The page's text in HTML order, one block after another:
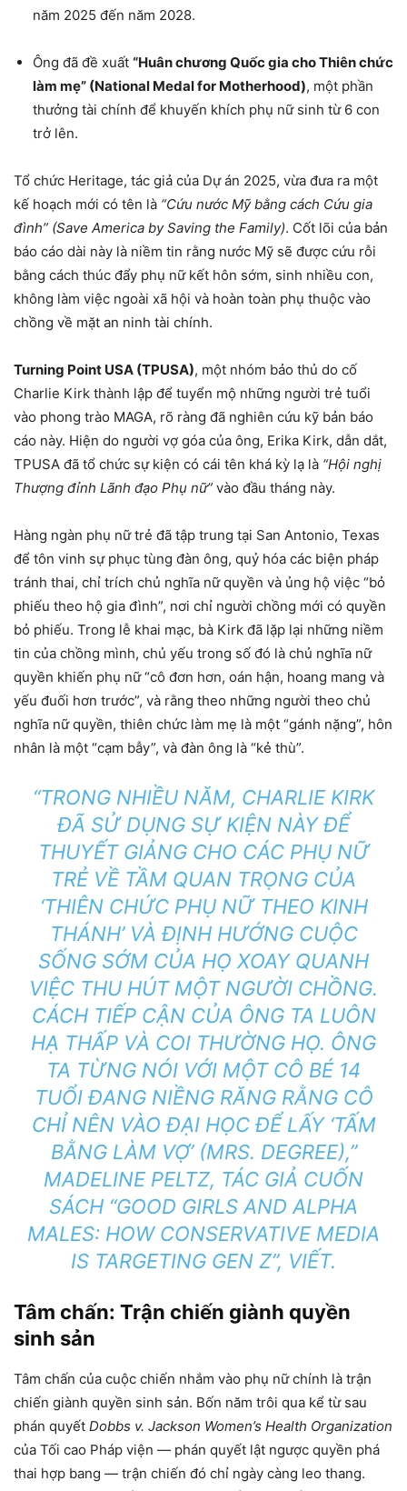
năm 2025 đến năm 2028.
Ông đã đề xuất “Huân chương Quốc gia cho Thiên chức
làm mẹ” (National Medal for Motherhood), một phần
thưởng tài chính để khuyến khích phụ nữ sinh từ 6 con
trở lên.
Tổ chức Heritage, tác giả của Dự án 2025, vừa đưa ra một
kế hoạch mới có tên là “Cứu nước Mỹ bằng cách Cứu gia
đình” (Save America by Saving the Family). Cốt lõi của bản
báo cáo dài này là niềm tin rằng nước Mỹ sẽ được cứu rỗi
bằng cách thúc đẩy phụ nữ kết hôn sớm, sinh nhiều con,
không làm việc ngoài xã hội và hoàn toàn phụ thuộc vào
chồng về mặt an ninh tài chính.
Turning Point USA (TPUSA), một nhóm bảo thủ do cố
Charlie Kirk thành lập để tuyển mộ những người trẻ tuổi
vào phong trào MAGA, rõ ràng đã nghiên cứu kỹ bản báo
cáo này. Hiện do người vợ góa của ông, Erika Kirk, dẫn dắt,
TPUSA đã tổ chức sự kiện có cái tên khá kỳ lạ là “Hội nghị
Thượng đỉnh Lãnh đạo Phụ nữ” vào đầu tháng này.
Hàng ngàn phụ nữ trẻ đã tập trung tại San Antonio, Texas
để tôn vinh sự phục tùng đàn ông, quỷ hóa các biện pháp
tránh thai, chỉ trích chủ nghĩa nữ quyền và ủng hộ việc “bỏ
phiếu theo hộ gia đình”, nơi chỉ người chồng mới có quyền
bỏ phiếu. Trong lễ khai mạc, bà Kirk đã lặp lại những niềm
tin của chồng mình, chủ yếu trong số đó là chủ nghĩa nữ
quyền khiến phụ nữ “cô đơn hơn, oán hận, hoang mang và
yếu đuối hơn trước”, và rằng theo những người theo chủ
nghĩa nữ quyền, thiên chức làm mẹ là một “gánh nặng”, hôn
nhân là một “cạm bẫy”, và đàn ông là “kẻ thù”.
“TRONG NHIỀU NĂM, CHARLIE KIRK
ĐÃ SỬ DỤNG SỰ KIỆN NÀY ĐỂ
THUYẾT GIẢNG CHO CÁC PHỤ NỮ
TRẺ VỀ TẦM QUAN TRỌNG CỦA
‘THIÊN CHỨC PHỤ NỮ THEO KINH
THÁNH’ VÀ ĐỊNH HƯỚNG CUỘC
SỐNG SỚM CỦA HỌ XOAY QUANH
VIỆC THU HÚT MỘT NGƯỜI CHỒNG.
CÁCH TIẾP CẬN CỦA ÔNG TA LUÔN
HẠ THẤP VÀ COI THƯỜNG HỌ. ÔNG
TA TỪNG NÓI VỚI MỘT CÔ BÉ 14
TUỔI ĐANG NIỀNG RĂNG RẰNG CÔ
CHỈ NÊN VÀO ĐẠI HỌC ĐỂ LẤY ‘TẤM
BẰNG LÀM VỢ’ (MRS. DEGREE),”
MADELINE PELTZ, TÁC GIẢ CUỐN
SÁCH “GOOD GIRLS AND ALPHA
MALES: HOW CONSERVATIVE MEDIA
IS TARGETING GEN Z”, VIẾT.
Tâm chấn: Trận chiến giành quyền
sinh sản
Tâm chấn của cuộc chiến nhắm vào phụ nữ chính là trận
chiến giành quyền sinh sản. Bốn năm trôi qua kể từ sau
phán quyết Dobbs v. Jackson Women’s Health Organization
của Tối cao Pháp viện — phán quyết lật ngược quyền phá
thai hợp bang — trận chiến đó chỉ ngày càng leo thang.